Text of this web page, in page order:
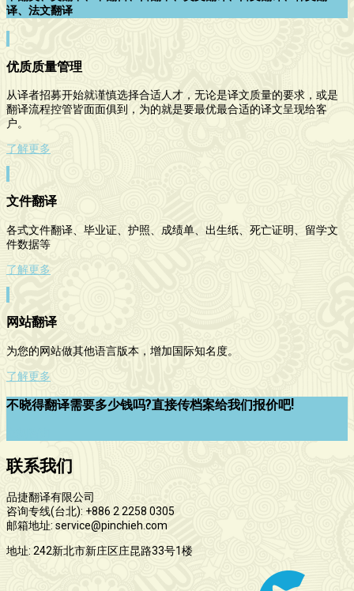
译、法文翻译
优质质量管理
从译者招募开始就谨慎选择合适人才，无论是译文质量的要求，或是
翻译流程控管皆面面俱到，为的就是要最优最合适的译文呈现给客
户。
了解更多
文件翻译
各式文件翻译、毕业证、护照、成绩单、出生纸、死亡证明、留学文
件数据等
了解更多
网站翻译
为您的网站做其他语言版本，增加国际知名度。
了解更多
不晓得翻译需要多少钱吗?直接传档案给我们报价吧!
联系我们
品捷翻译有限公司
咨询专线(台北): +886 2 2258 0305
邮箱地址: service@pinchieh.com
地址: 242新北市新庄区庄昆路33号1楼